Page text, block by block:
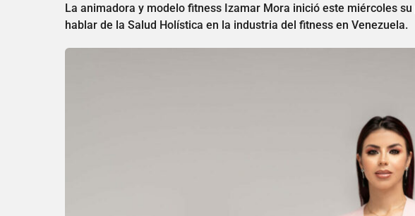
La animadora y modelo fitness Izamar Mora inició este miércoles
hablar de la Salud Holística en la industria del fitness en Venezuela.